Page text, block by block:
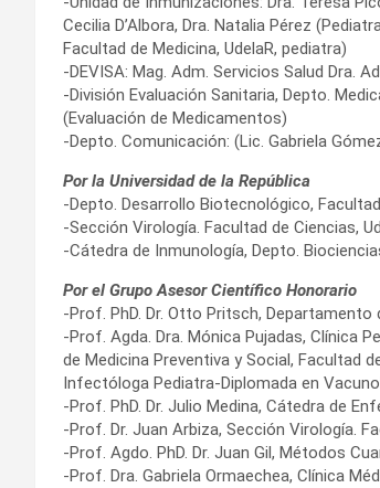
Cecilia D’Albora, Dra. Natalia Pérez
Facultad de Medicina, UdelaR, pediatra)
-DEVISA: Mag. Adm. Servicios Salud Dra.
-División Evaluación Sanitaria, Depto.
(Evaluación de Medicamentos)
-Depto. Comunicación: (Lic. Gabriela
Por la Universidad de la República
-Depto. Desarrollo Biotecnológico,
-Sección Virología. Facultad de Ciencias,
-Cátedra de Inmunología, Depto.
Por el Grupo Asesor Científico Honorario
-Prof. PhD. Dr. Otto Pritsch, Departamento
-Prof. Agda. Dra. Mónica Pujadas, Clínica
de Medicina Preventiva y Social, Facultad
Infectóloga Pediatra-Diplomada en
-Prof. PhD. Dr. Julio Medina, Cátedra de
-Prof. Dr. Juan Arbiza, Sección Virología.
-Prof. Agdo. PhD. Dr. Juan Gil, Métodos
-Prof. Dra. Gabriela Ormaechea, Clínica